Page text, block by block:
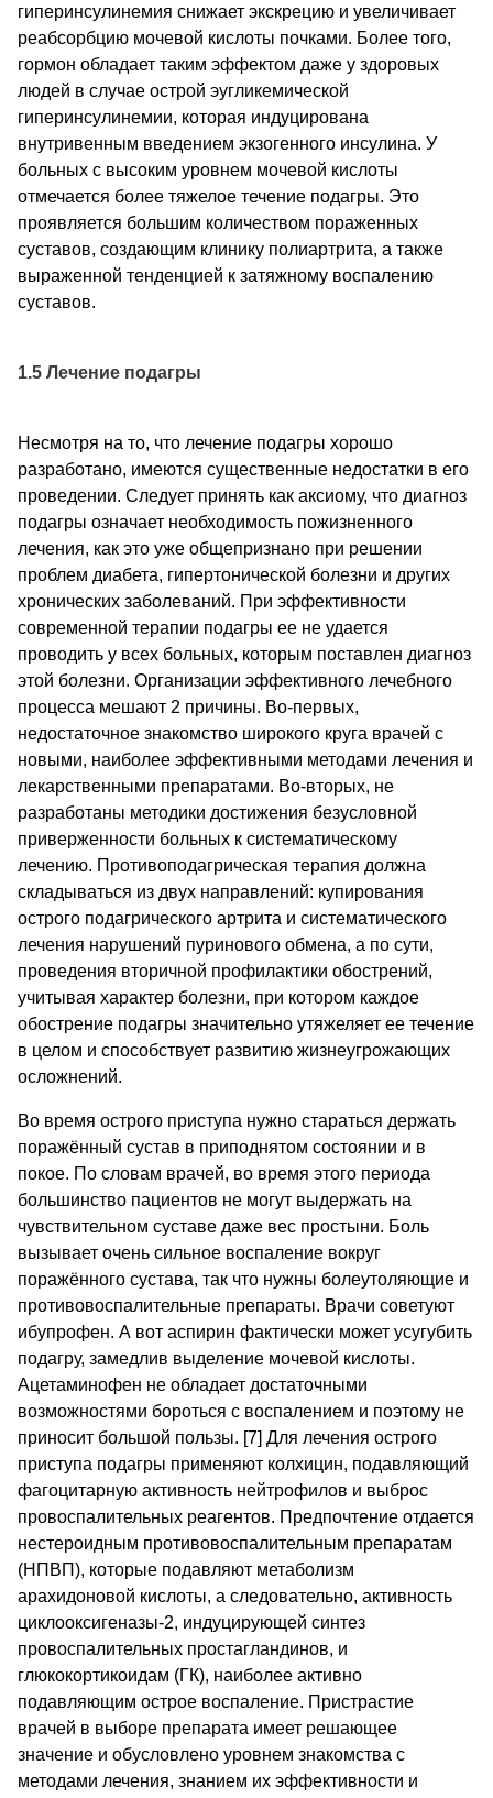
гиперинсулинемия снижает экскрецию и увеличивает
реабсорбцию мочевой кислоты почками. Более того,
гормон обладает таким эффектом даже у здоровых
людей в случае острой эугликемической
гиперинсулинемии, которая индуцирована
внутривенным введением экзогенного инсулина. У
больных с высоким уровнем мочевой кислоты
отмечается более тяжелое течение подагры. Это
проявляется большим количеством пораженных
суставов, создающим клинику полиартрита, а также
выраженной тенденцией к затяжному воспалению
суставов.
1.5 Лечение подагры
Несмотря на то, что лечение подагры хорошо
разработано, имеются существенные недостатки в его
проведении. Следует принять как аксиому, что диагноз
подагры означает необходимость пожизненного
лечения, как это уже общепризнано при решении
проблем диабета, гипертонической болезни и других
хронических заболеваний. При эффективности
современной терапии подагры ее не удается
проводить у всех больных, которым поставлен диагноз
этой болезни. Организации эффективного лечебного
процесса мешают 2 причины. Во-первых,
недостаточное знакомство широкого круга врачей с
новыми, наиболее эффективными методами лечения и
лекарственными препаратами. Во-вторых, не
разработаны методики достижения безусловной
приверженности больных к систематическому
лечению. Противоподагрическая терапия должна
складываться из двух направлений: купирования
острого подагрического артрита и систематического
лечения нарушений пуринового обмена, а по сути,
проведения вторичной профилактики обострений,
учитывая характер болезни, при котором каждое
обострение подагры значительно утяжеляет ее течение
в целом и способствует развитию жизнеугрожающих
осложнений.
Во время острого приступа нужно стараться держать
поражённый сустав в приподнятом состоянии и в
покое. По словам врачей, во время этого периода
большинство пациентов не могут выдержать на
чувствительном суставе даже вес простыни. Боль
вызывает очень сильное воспаление вокруг
поражённого сустава, так что нужны болеутоляющие и
противовоспалительные препараты. Врачи советуют
ибупрофен. А вот аспирин фактически может усугубить
подагру, замедлив выделение мочевой кислоты.
Ацетаминофен не обладает достаточными
возможностями бороться с воспалением и поэтому не
приносит большой пользы. [7] Для лечения острого
приступа подагры применяют колхицин, подавляющий
фагоцитарную активность нейтрофилов и выброс
провоспалительных реагентов. Предпочтение отдается
нестероидным противовоспалительным препаратам
(НПВП), которые подавляют метаболизм
арахидоновой кислоты, а следовательно, активность
циклооксигеназы-2, индуцирующей синтез
провоспалительных простагландинов, и
глюкокортикоидам (ГК), наиболее активно
подавляющим острое воспаление. Пристрастие
врачей в выборе препарата имеет решающее
значение и обусловлено уровнем знакомства с
методами лечения, знанием их эффективности и